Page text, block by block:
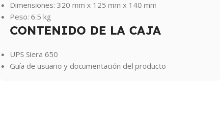
Dimensiones: 320 mm x 125 mm x 140 mm
Peso: 6.5 kg
CONTENIDO DE LA CAJA
UPS Siera 650
Guía de usuario y documentación del producto